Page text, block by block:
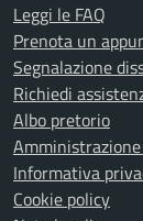
Leggi le FAQ
Prenota un
Segnalazione
Richiedi
Albo pretorio
Informativa
Cookie policy